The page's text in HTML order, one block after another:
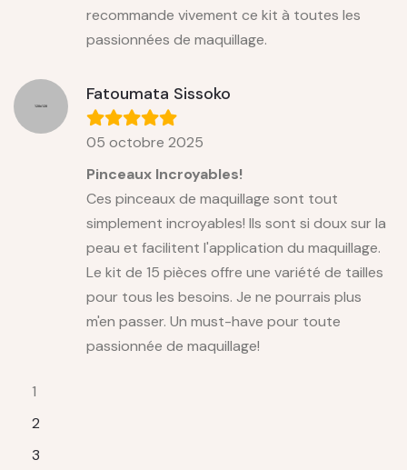
recommande vivement ce kit à toutes les
passionnées de maquillage.
Fatoumata Sissoko
05 octobre 2025
Pinceaux Incroyables!
Ces pinceaux de maquillage sont tout
simplement incroyables! Ils sont si doux sur la
peau et facilitent l'application du maquillage.
Le kit de 15 pièces offre une variété de tailles
pour tous les besoins. Je ne pourrais plus
m'en passer. Un must-have pour toute
passionnée de maquillage!
1
2
3